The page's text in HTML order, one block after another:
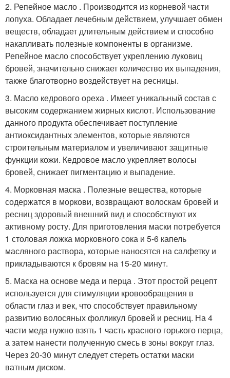
2. Репейное масло . Производится из корневой части
лопуха. Обладает лечебным действием, улучшает обмен
веществ, обладает длительным действием и способно
накапливать полезные компоненты в организме.
Репейное масло способствует укреплению луковиц
бровей, значительно снижает количество их выпадения,
также благотворно воздействует на ресницы.
3. Масло кедрового ореха . Имеет уникальный состав с
высоким содержанием жирных кислот. Использование
данного продукта обеспечивает поступление
антиоксидантных элементов, которые являются
строительным материалом и увеличивают защитные
функции кожи. Кедровое масло укрепляет волосы
бровей, снижает пигментацию и выпадение.
4. Морковная маска . Полезные вещества, которые
содержатся в моркови, возвращают волоскам бровей и
ресниц здоровый внешний вид и способствуют их
активному росту. Для приготовления маски потребуется
1 столовая ложка морковного сока и 5-6 капель
масляного раствора, которые наносятся на салфетку и
прикладываются к бровям на 15-20 минут.
5. Маска на основе меда и перца . Этот простой рецепт
используется для стимуляции кровообращения в
области глаз и век, что способствует правильному
развитию волосяных фолликул бровей и ресниц. На 4
части меда нужно взять 1 часть красного горького перца,
а затем нанести полученную смесь в зоны вокруг глаз.
Через 20-30 минут следует стереть остатки маски
ватным диском.